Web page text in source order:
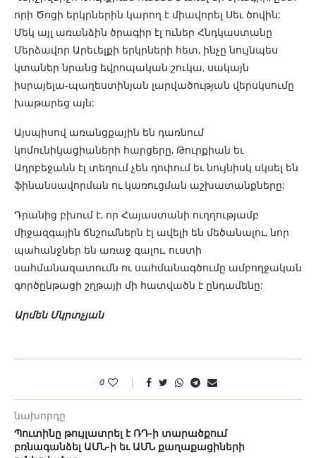
որի Ծոցի երկրներին կարող է միավորել Սեւ ծովին:
Մեկ այլ առանձին ծրագիր էլ ուներ Հնդկաստանը
Մերձավոր Արեւելքի երկրների հետ, ինչը նույնպես
կտաներ նրանց եվրոպական շուկա, սակայն
իսրայելա-պաղեստինյան լարվածության վերսկսումը
խաթարեց այն:
Այսպիսով առանցքային են դառնում
կոմունիկացիաների հարցերը, Թուրքիան եւ
Ադրբեջանն էլ տեղում չեն դոփում եւ նույնիսկ սկսել են
ֆինանսավորման ու կառուցման աշխատանքները:
Դրանից բխում է, որ Հայաստանի ուղղությամբ
միջազգային ճնշումներն էլ ավելի են մեծանալու, նոր
պահանջներ են առաջ գալու, ուստի
սահմանազատումն ու սահմանագծումը ամբողջական
գործընթացի շղթայի մի հատվածն է ընդամենը:
Արմեն Մկրտչյան
0
նախորդը
Պուտինը թույլատրել է ՌԴ-ի տարածքում
բռնագանձել ԱՄՆ-ի եւ ԱՄՆ քաղաքացիների